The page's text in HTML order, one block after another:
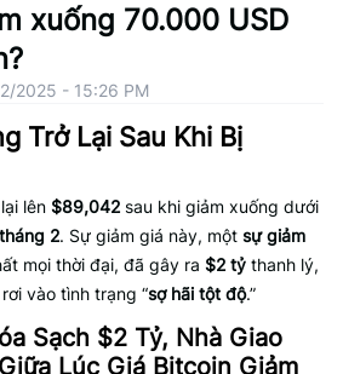
xuống 70.000 USD
2025 - 15:26 PM
Trở Lại Sau Khi Bị
lên $89,042 sau khi giảm xuống dưới
2. Sự giảm giá này, một sự giảm
mọi thời đại, đã gây ra $2 tỷ thanh lý,
vào tình trạng “sợ hãi tột độ.”
Sạch $2 Tỷ, Nhà Giao
Lúc Giá Bitcoin Giảm